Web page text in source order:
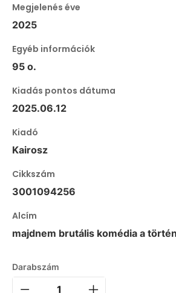
Megjelenés éve
2025
Egyéb információk
95 o.
Kiadás pontos dátuma
2025.06.12
Kiadó
Kairosz
Cikkszám
3001094256
Alcím
majdnem brutális komédia a
Darabszám